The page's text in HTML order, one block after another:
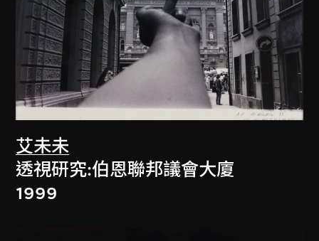
艾未未
透視研究:伯恩聯邦議會大廈
1999